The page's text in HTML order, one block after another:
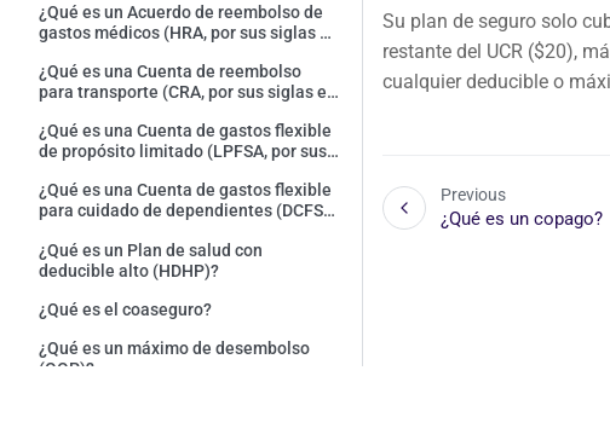
¿Qué es un Acuerdo de reembolso de
gastos médicos (HRA, por sus siglas en
¿Qué es una Cuenta de reembolso
para transporte (CRA, por sus siglas en
¿Qué es una Cuenta de gastos flexible
de propósito limitado (LPFSA, por sus
¿Qué es una Cuenta de gastos flexible
para cuidado de dependientes (DCFSA,
cómo la uso?
¿Qué es un Plan de salud con
deducible alto (HDHP)?
¿Qué es el coaseguro?
¿Qué es un máximo de desembolso
(OOP)?
Su plan de seguro solo
restante del UCR ($20),
cualquier deducible o
Previous
¿Qué es un copago?